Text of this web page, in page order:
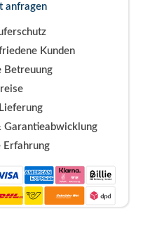
anfragen
Kunden
Betreuung
Garantieabwicklung
Erfahrung